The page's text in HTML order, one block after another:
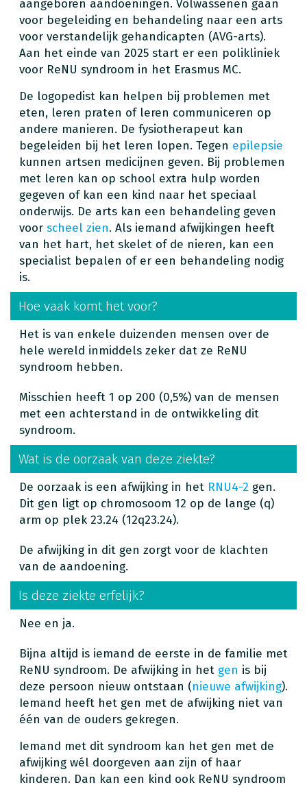
aangeboren aandoeningen. Volwassenen gaan
voor begeleiding en behandeling naar een arts
voor verstandelijk gehandicapten (AVG-arts).
Aan het einde van 2025 start er een polikliniek
voor ReNU syndroom in het Erasmus MC.
De logopedist kan helpen bij problemen met
eten, leren praten of leren communiceren op
andere manieren. De fysiotherapeut kan
begeleiden bij het leren lopen. Tegen epilepsie
kunnen artsen medicijnen geven. Bij problemen
met leren kan op school extra hulp worden
gegeven of kan een kind naar het speciaal
onderwijs. De arts kan een behandeling geven
voor scheel zien. Als iemand afwijkingen heeft
van het hart, het skelet of de nieren, kan een
specialist bepalen of er een behandeling nodig
is.
Hoe vaak komt het voor?
Het is van enkele duizenden mensen over de
hele wereld inmiddels zeker dat ze ReNU
syndroom hebben.
Misschien heeft 1 op 200 (0,5%) van de mensen
met een achterstand in de ontwikkeling dit
syndroom.
Wat is de oorzaak van deze ziekte?
De oorzaak is een afwijking in het RNU4-2 gen.
Dit gen ligt op chromosoom 12 op de lange (q)
arm op plek 23.24 (12q23.24).
De afwijking in dit gen zorgt voor de klachten
van de aandoening.
Is deze ziekte erfelijk?
Nee en ja.
Bijna altijd is iemand de eerste in de familie met
ReNU syndroom. De afwijking in het gen is bij
deze persoon nieuw ontstaan (nieuwe afwijking).
Iemand heeft het gen met de afwijking niet van
één van de ouders gekregen.
Iemand met dit syndroom kan het gen met de
afwijking wél doorgeven aan zijn of haar
kinderen. Dan kan een kind ook ReNU syndroom